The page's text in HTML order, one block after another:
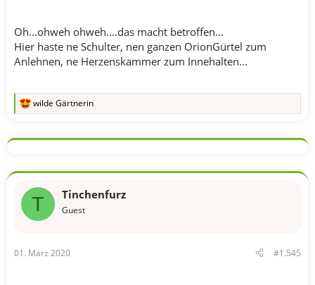
Oh...ohweh ohweh....das macht betroffen...
Hier haste ne Schulter, nen ganzen OrionGürtel zum
Anlehnen, ne Herzenskammer zum Innehalten...
R
k
o
e
n
wilde Gärtnerin
T Tinchenfurz
Guest
01. März 2020 #1.545